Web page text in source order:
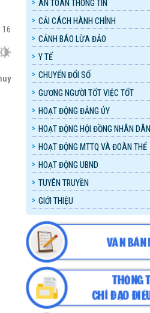
16
AN TOÀN THÔNG TIN
CẢI CÁCH HÀNH CHÍNH
CẢNH BÁO LỪA ĐẢO
Y TẾ
CHUYỂN ĐỔI SỐ
GƯƠNG NGƯỜI TỐT VIỆC TỐT
HOẠT ĐỘNG ĐẢNG ỦY
HOẠT ĐỘNG HỘI ĐỒNG NHÂN DÂN
HOẠT ĐỘNG MTTQ VÀ ĐOÀN THỂ
HOẠT ĐỘNG UBND
TUYÊN TRUYỀN
GIỚI THIỆU